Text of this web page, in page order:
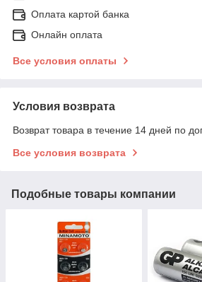
Оплата картой банка
Онлайн оплата
Все условия оплаты
Условия возврата
Возврат товара в течение 14 дней по
Все условия возврата
Подобные товары компании